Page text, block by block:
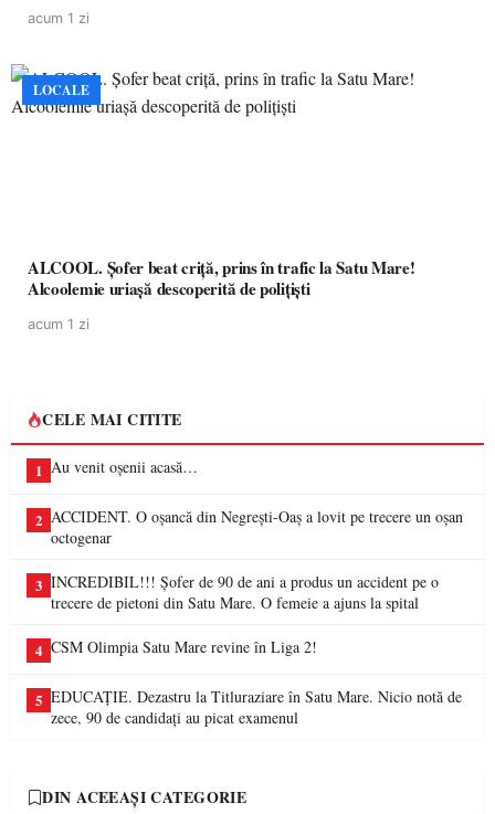
acum 1 zi
LOCALE
ALCOOL. Șofer beat criță, prins în trafic la Satu Mare!
Alcoolemie uriașă descoperită de polițiști
acum 1 zi
CELE MAI CITITE
1 Au venit oșenii acasă…
2 ACCIDENT. O oșancă din Negrești-Oaș a lovit pe trecere un oșan
octogenar
3 INCREDIBIL!!! Șofer de 90 de ani a produs un accident pe o
trecere de pietoni din Satu Mare. O femeie a ajuns la spital
4 CSM Olimpia Satu Mare revine în Liga 2!
5 EDUCAȚIE. Dezastru la Titluraziare în Satu Mare. Nicio notă de
zece, 90 de candidați au picat examenul
DIN ACEEAȘI CATEGORIE